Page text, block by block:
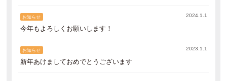
お知らせ 2024.1.1
今年もよろしくお願いします！
お知らせ 2023.1.1
新年あけましておめでとうございます